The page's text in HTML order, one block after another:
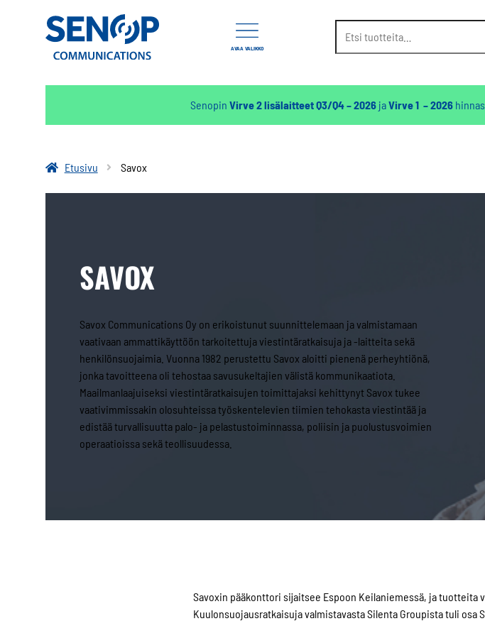
AVAA VALIKKO
Senopin Virve 2 lisälaitteet Q3/Q4 – 2026jaVirve 1 – 2026
Etusivu
Savox
SAVOX
Savox Communications Oy on erikoistunut suunnittelemaan ja valmistamaan
vaativaan ammattikäyttöön tarkoitettuja viestintäratkaisuja ja -laitteita sekä
henkilönsuojaimia. Vuonna 1982 perustettu Savox aloitti pienenä perheyhtiönä,
jonka tavoitteena oli tehostaa savusukeltajien välistä kommunikaatiota.
Maailmanlaajuiseksi viestintäratkaisujen toimittajaksi kehittynyt Savox tukee
vaativimmissakin olosuhteissa työskentelevien tiimien tehokasta viestintää ja
edistää turvallisuutta palo- ja pelastustoiminnassa, poliisin ja puolustusvoimien
operaatioissa sekä teollisuudessa.
Savoxin pääkonttori sijaitsee Espoon Keilaniemessä, ja tuotteita
Kuulonsuojausratkaisuja valmistavasta Silenta Groupista tuli osa